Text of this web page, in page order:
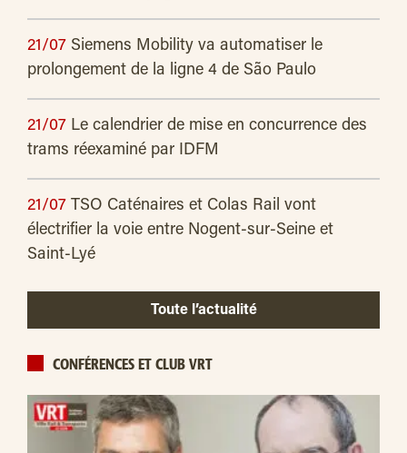
21/07 Siemens Mobility va automatiser le
prolongement de la ligne 4 de São Paulo
21/07 Le calendrier de mise en concurrence des
trams réexaminé par IDFM
21/07 TSO Caténaires et Colas Rail vont
électrifier la voie entre Nogent-sur-Seine et
Saint-Lyé
Toute l’actualité
CONFÉRENCES ET CLUB VRT